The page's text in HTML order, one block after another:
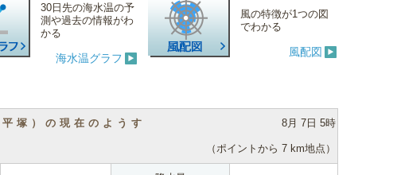
30日先の海水温の予
測や過去の情報がわ
かる
海水温グラフ
風の特徴が1つの図
でわかる
風配図
塚）の現在のようす 8月 7日 5時
（ポイントから 7 km地点）